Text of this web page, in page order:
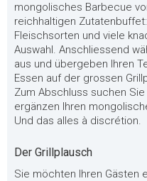
mongolisches Barbecue
reichhaltigen
Fleischsorten und viele
Auswahl. Anschliessend
aus und übergeben Ihren
Essen auf der grossen
Zum Abschluss suchen
ergänzen Ihren
Und das alles à discrétion.
Der Grillplausch
Sie möchten Ihren Gästen